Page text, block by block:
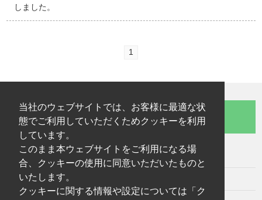
当社のウェブサイトでは、お客様に最適な状
態でご利用していただくためクッキーを利用
しています。
このまま本ウェブサイトをご利用になる場
合、クッキーの使用に同意いただいたものと
いたします。
クッキーに関する情報や設定については「ク
しました。
1
お問い合わせはこちらから
サイトマップ
サイト利用上の注意